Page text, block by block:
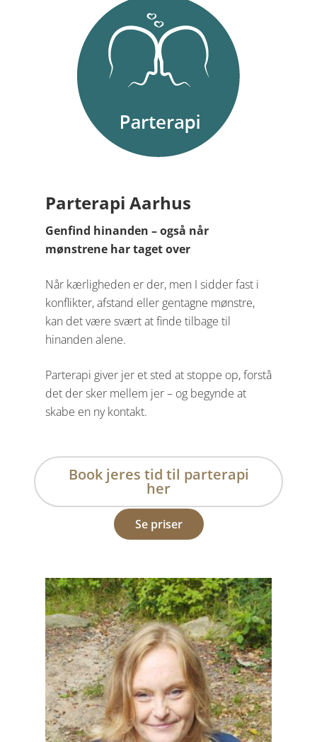
Parterapi Aarhus
Genfind hinanden – også når
mønstrene har taget over
Når kærligheden er der, men I sidder fast i
konflikter, afstand eller gentagne mønstre,
kan det være svært at finde tilbage til
hinanden alene.
Parterapi giver jer et sted at stoppe op, forstå
det der sker mellem jer – og begynde at
skabe en ny kontakt.
Book jeres tid til parterapi
her
Se priser